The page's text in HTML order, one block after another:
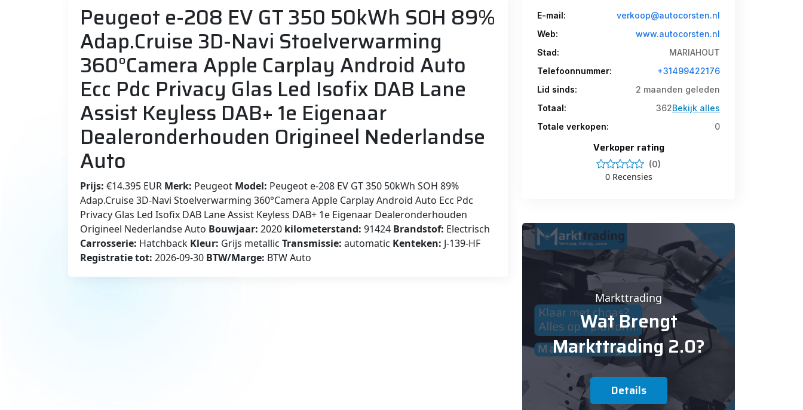
Peugeot e-208 EV GT 350 50kWh SOH 89%
Adap.Cruise 3D-Navi Stoelverwarming
360°Camera Apple Carplay Android Auto
Ecc Pdc Privacy Glas Led Isofix DAB Lane
Assist Keyless DAB+ 1e Eigenaar
Dealeronderhouden Origineel Nederlandse
Auto
Prijs: €14.395 EUR Merk: Peugeot Model: Peugeot e-208 EV GT 350 50kWh SOH 89%
Adap.Cruise 3D-Navi Stoelverwarming 360°Camera Apple Carplay Android Auto Ecc Pdc
Privacy Glas Led Isofix DAB Lane Assist Keyless DAB+ 1e Eigenaar Dealeronderhouden
Origineel Nederlandse Auto Bouwjaar: 2020 kilometerstand: 91424 Brandstof: Electrisch
Carrosserie: Hatchback Kleur: Grijs metallic Transmissie: automatic Kenteken: J-139-HF
Registratie tot: 2026-09-30 BTW/Marge: BTW Auto
E-mail:
verkoop@autocorsten.nl
Web:
www.autocorsten.nl
Stad:
MARIAHOUT
Telefoonnummer:
+31499422176
Lid sinds:
2 maanden geleden
Totaal:
362Bekijk alles
Totale verkopen:
0
Verkoper rating
(0)
0 Recensies
Markttrading
Wat Brengt
Markttrading 2.0?
Details